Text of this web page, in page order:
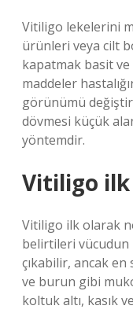
Vitiligo lekelerini
ürünleri veya cilt
kapatmak basit
maddeler
görünümü
dövmesi küçük
yöntemdir.
Vitiligo ilk
Vitiligo ilk olarak
belirtileri
çıkabilir, ancak en
ve burun gibi
koltuk altı, kasık